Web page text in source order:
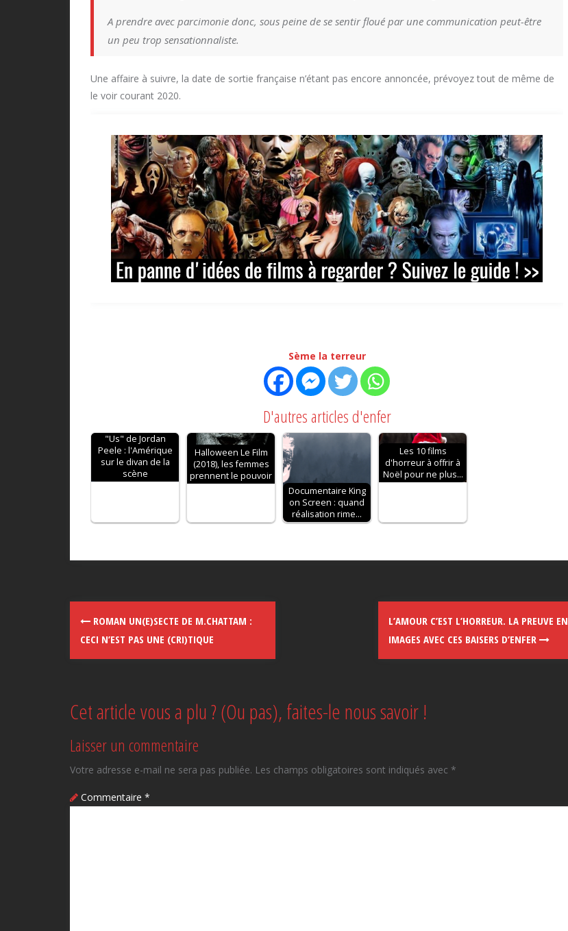
A prendre avec parcimonie donc, sous peine de se sentir floué par une communication peut-être
un peu trop sensationnaliste.
Une affaire à suivre, la date de sortie française n’étant pas encore annoncée, prévoyez tout de même de
le voir courant 2020.
Sème la terreur
D'autres articles d'enfer
"Us" de Jordan
Peele : l'Amérique
sur le divan de la
scène
Halloween Le Film
(2018), les femmes
prennent le pouvoir
Documentaire King
on Screen : quand
réalisation rime…
Les 10 films
d'horreur à offrir à
Noël pour ne plus…
ROMAN UN(E)SECTE DE M.CHATTAM :
CECI N’EST PAS UNE (CRI)TIQUE
L’AMOUR C’EST L’HORREUR. LA PREUVE EN
IMAGES AVEC CES BAISERS D’ENFER
Cet article vous a plu ? (Ou pas), faites-le nous savoir !
Laisser un commentaire
Votre adresse e-mail ne sera pas publiée. Les champs obligatoires sont indiqués avec *
Commentaire *